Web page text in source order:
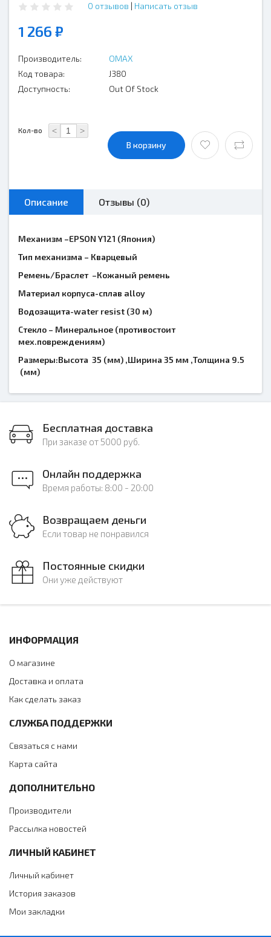
0 отзывов | Написать отзыв
1 266 ₽
Производитель:
OMAX
Код товара:
J380
Доступность:
Out Of Stock
Кол-во < >
В корзину
Описание Отзывы (0)
Механизм –EPSON Y121 (Япония)
Тип механизма – Кварцевый
Ремень/Браслет –Кожаный ремень
Материал корпуса-сплав alloy
Водозащита-water resist (30 м)
Стекло – Минеральное (противостоит
мех.повреждениям)
Размеры:Высота 35 (мм) ,Ширина 35 мм ,Толщина 9.5
(мм)
Бесплатная доставка
При заказе от 5000 руб.
Онлайн поддержка
Время работы: 8:00 - 20:00
Возвращаем деньги
Если товар не понравился
Постоянные скидки
Они уже действуют
ИНФОРМАЦИЯ
О магазине
Доставка и оплата
Как сделать заказ
СЛУЖБА ПОДДЕРЖКИ
Связаться с нами
Карта сайта
ДОПОЛНИТЕЛЬНО
Производители
Рассылка новостей
ЛИЧНЫЙ КАБИНЕТ
Личный кабинет
История заказов
Мои закладки